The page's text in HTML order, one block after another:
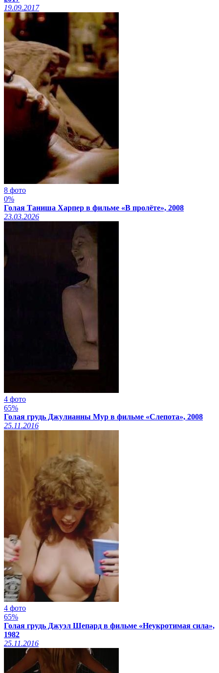
19.09.2017
8 фото
0%
Голая Таниша Харпер в фильме «В пролёте», 2008
23.03.2026
4 фото
65%
Голая грудь Джулианны Мур в фильме «Слепота», 2008
25.11.2016
4 фото
65%
Голая грудь Джуэл Шепард в фильме «Неукротимая сила»,
1982
25.11.2016